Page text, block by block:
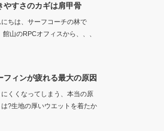
やすさのカギは肩甲骨
にちは、サーフコーチの林で
館山のRPCオフィスから、、、
フィンが疲れる最大の原因
くくなってしまう、本当の原
は?生地の厚いウエットを着たか